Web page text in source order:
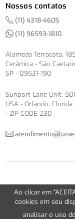
Nossos contatos
(11) 4318-4605
(11) 96593-1810
Alameda Terracota,
Cerâmica - São
SP - 09531-190
Sunport Lane Unit,
USA - Orlando, Florida
- ZIP CODE 230
©
Ao clicar em
cookies em seu
analisar o uso